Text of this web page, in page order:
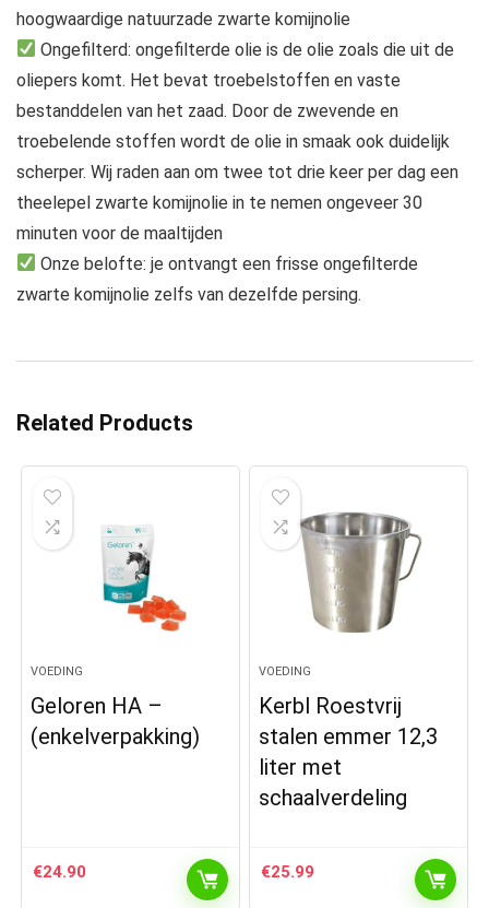
hoogwaardige natuurzade zwarte komijnolie
Ongefilterd: ongefilterde olie is de olie zoals die uit de
oliepers komt. Het bevat troebelstoffen en vaste
bestanddelen van het zaad. Door de zwevende en
troebelende stoffen wordt de olie in smaak ook duidelijk
scherper. Wij raden aan om twee tot drie keer per dag een
theelepel zwarte komijnolie in te nemen ongeveer 30
minuten voor de maaltijden
Onze belofte: je ontvangt een frisse ongefilterde
zwarte komijnolie zelfs van dezelfde persing.
Related Products
VOEDING
Geloren HA –
(enkelverpakking)
€24.90
VOEDING
Kerbl Roestvrij
stalen emmer 12,3
liter met
schaalverdeling
€25.99